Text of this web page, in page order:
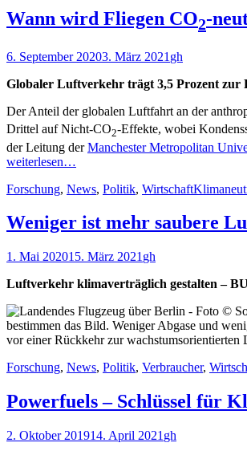
Wann wird Fliegen CO2-
Veröffentlicht
6. September 20203. März 2021 Autor
gh
Glo­ba­ler Luft­ver­kehr trägt 3,5 Pro­zent zur
Der Anteil der globalen Luftfahrt an der
Drittel auf Nicht-CO2-Effekte, wobei
der Leitung derManchester Metropolitan
weiterlesen…
Kategorien
Forschung, News, Politik, Wirtschaft
Weniger ist mehr saubere
Veröffentlicht
1. Mai 202015. März 2021 Autor
gh
Luftverkehr klimaverträglich gestalten –
bestimmen das Bild. Weniger Abgase und
vor einer Rückkehr zur
Kategorien
Forschung, News, Politik, Verbraucher,
Powerfuels – Schlüssel für
Veröffentlicht
2. Oktober 201914. April 2021 Autor
gh